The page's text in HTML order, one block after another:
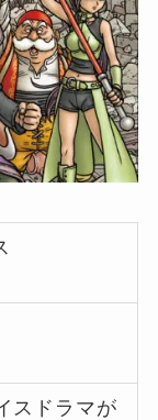
スドラマが